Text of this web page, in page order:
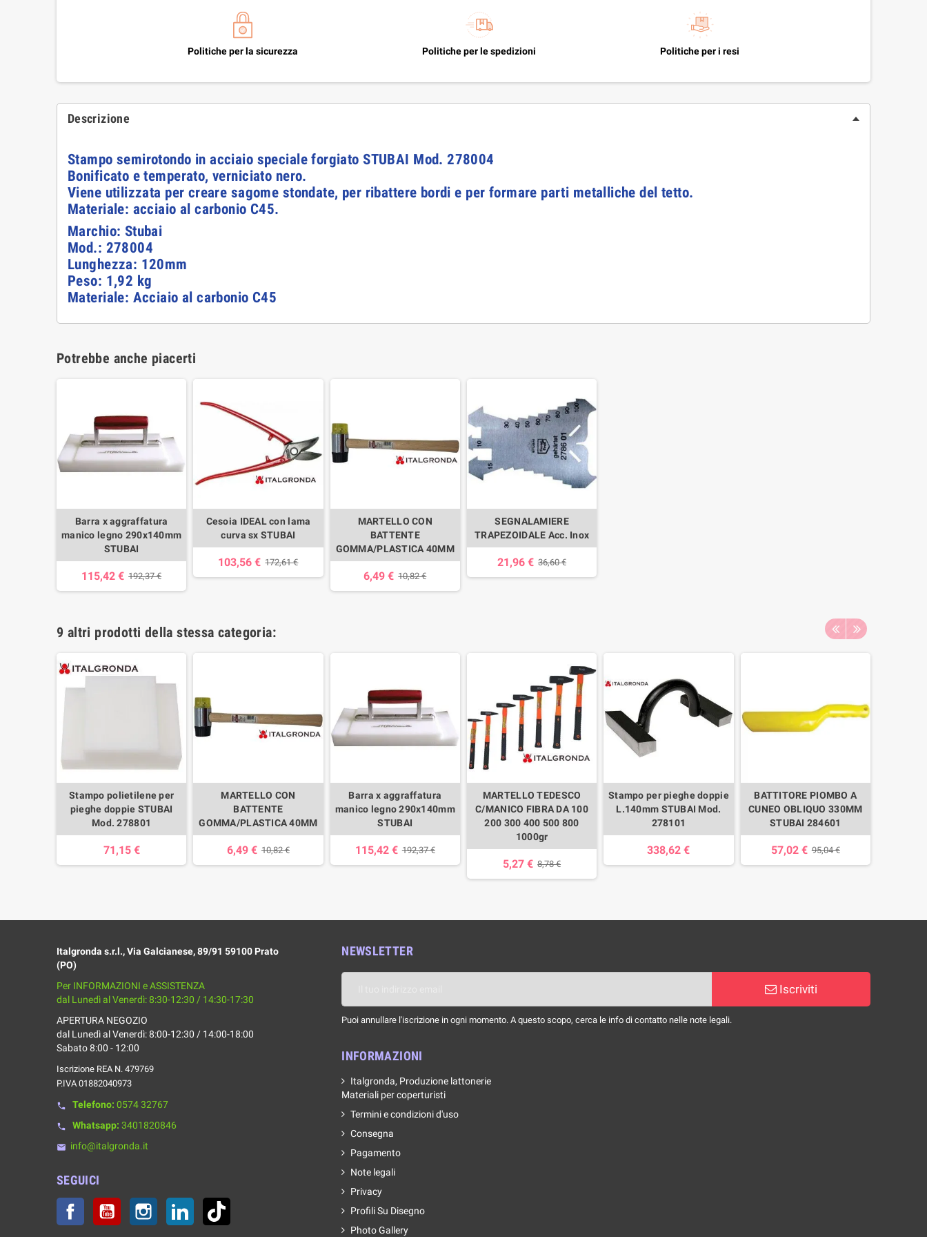
Politiche per la sicurezza Politiche per le spedizioni Politiche per i resi
Descrizione
Stampo semirotondo in acciaio speciale forgiato STUBAI Mod. 278004
Bonificato e temperato, verniciato nero.
Viene utilizzata per creare sagome stondate, per ribattere bordi e per formare parti metalliche del tetto.
Materiale: acciaio al carbonio C45.
Marchio: Stubai
Mod.: 278004
Lunghezza: 120mm
Peso: 1,92 kg
Materiale: Acciaio al carbonio C45
Potrebbe anche piacerti
Barra x aggraffatura
manico legno 290x140mm
STUBAI
115,42 € 192,37 €
Cesoia IDEAL con lama
curva sx STUBAI
103,56 € 172,61 €
MARTELLO CON
BATTENTE
GOMMA/PLASTICA 40MM
6,49 € 10,82 €
SEGNALAMIERE
TRAPEZOIDALE Acc. Inox
21,96 € 36,60 €
9 altri prodotti della stessa categoria:
Stampo polietilene per
pieghe doppie STUBAI
Mod. 278801
71,15 €
MARTELLO CON
BATTENTE
GOMMA/PLASTICA 40MM
6,49 € 10,82 €
Barra x aggraffatura
manico legno 290x140mm
STUBAI
115,42 € 192,37 €
MARTELLO TEDESCO
C/MANICO FIBRA DA 100
200 300 400 500 800
1000gr
5,27 € 8,78 €
Stampo per pieghe doppie
L.140mm STUBAI Mod.
278101
338,62 €
BATTITORE PIOMBO A
CUNEO OBLIQUO 330MM
STUBAI 284601
57,02 € 95,04 €
Italgronda s.r.l., Via Galcianese, 89/91 59100 Prato
(PO)
Per INFORMAZIONI e ASSISTENZA
dal Lunedì al Venerdì: 8:30-12:30 / 14:30-17:30
APERTURA NEGOZIO
dal Lunedì al Venerdì: 8:00-12:30 / 14:00-18:00
Sabato 8:00 - 12:00
Iscrizione REA N. 479769
P.IVA 01882040973
phone Telefono: 0574 32767
phone Whatsapp: 3401820846
email info@italgronda.it
SEGUICI
Facebook YouTube Instagram LinkedIn
NEWSLETTER
Iscriviti
Puoi annullare l'iscrizione in ogni momento. A questo scopo, cerca le info di contatto nelle note legali.
INFORMAZIONI
Italgronda, Produzione lattonerie
Materiali per coperturisti
Termini e condizioni d'uso
Consegna
Pagamento
Note legali
Privacy
Profili Su Disegno
Photo Gallery